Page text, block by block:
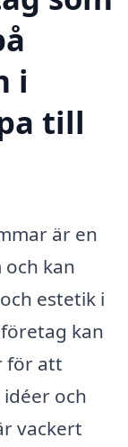
i
till
är en
kan
estetik i
kan
för att
och
vackert